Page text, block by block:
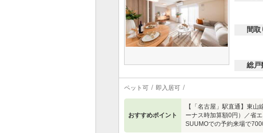
間取
総戸
ペット可 即入居可
おすすめポイント
【「名古屋」駅直通】東
ーナス時加算額0円）／省
SUUMOでの予約来場で